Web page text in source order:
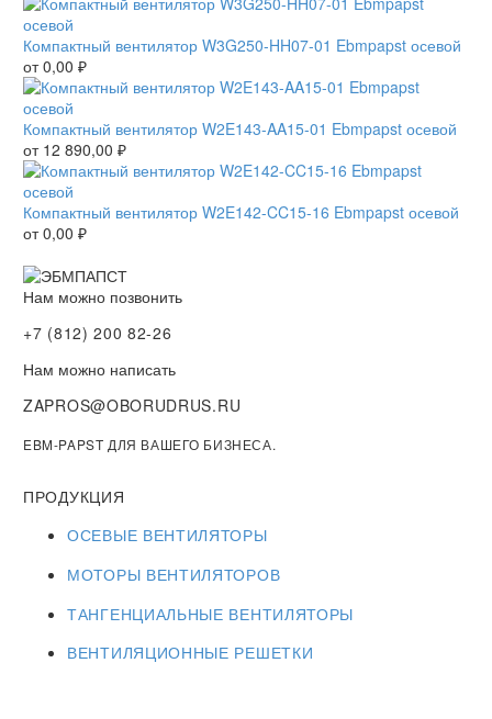
Компактный вентилятор W3G250-HH07-01 Ebmpapst осевой
от0,00 ₽
Компактный вентилятор W2E143-AA15-01 Ebmpapst осевой
от 12 890,00 ₽
Компактный вентилятор W2E142-CC15-16 Ebmpapst осевой
от0,00 ₽
Нам можно позвонить
+7 (812) 200 82-26
Нам можно написать
ZAPROS@OBORUDRUS.RU
EBM-PAPST ДЛЯ ВАШЕГО БИЗНЕСА.
ПРОДУКЦИЯ
ОСЕВЫЕ ВЕНТИЛЯТОРЫ
МОТОРЫ ВЕНТИЛЯТОРОВ
ТАНГЕНЦИАЛЬНЫЕ ВЕНТИЛЯТОРЫ
ВЕНТИЛЯЦИОННЫЕ РЕШЕТКИ